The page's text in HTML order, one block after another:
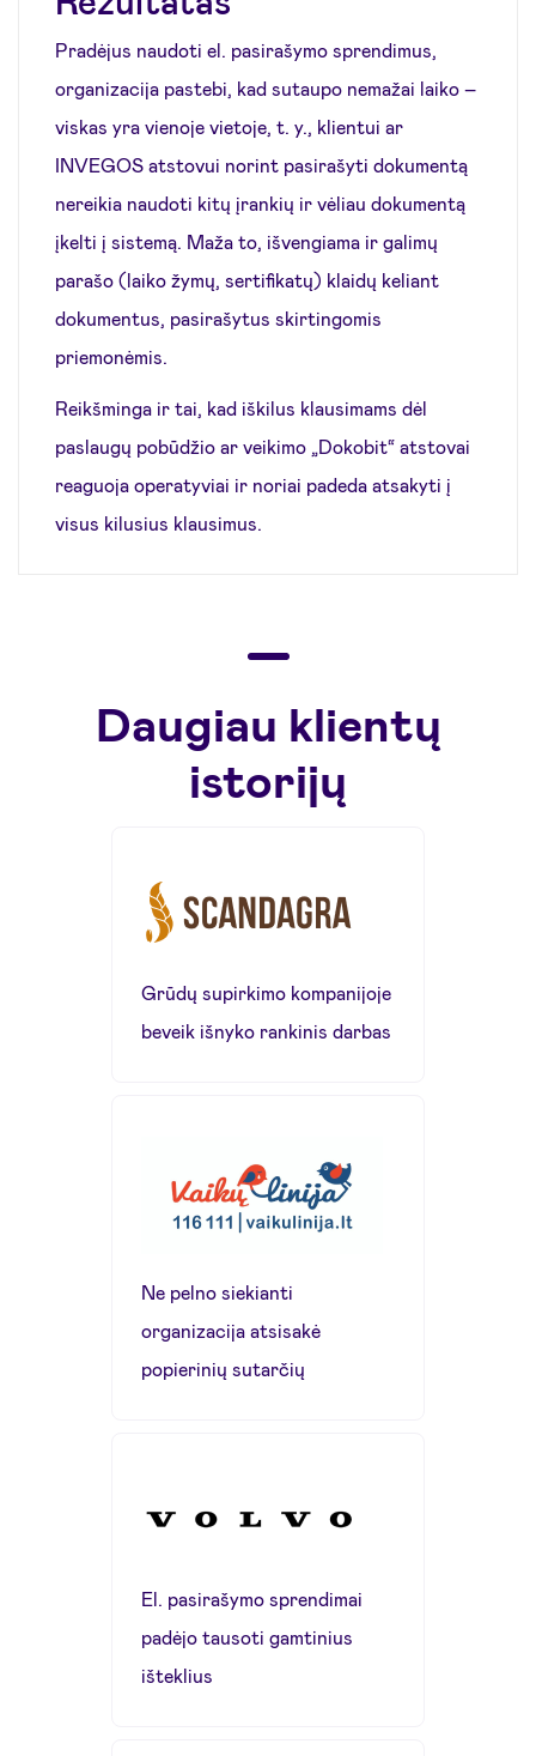
Pradėjus naudoti el. pasirašymo sprendimus,
organizacija pastebi, kad sutaupo nemažai laiko –
viskas yra vienoje vietoje, t. y., klientui ar
INVEGOS atstovui norint pasirašyti dokumentą
nereikia naudoti kitų įrankių ir vėliau dokumentą
įkelti į sistemą. Maža to, išvengiama ir galimų
parašo (laiko žymų, sertifikatų) klaidų keliant
dokumentus, pasirašytus skirtingomis
priemonėmis.
Reikšminga ir tai, kad iškilus klausimams dėl
paslaugų pobūdžio ar veikimo „Dokobit“ atstovai
reaguoja operatyviai ir noriai padeda atsakyti į
visus kilusius klausimus.
Daugiau klientų
istorijų
Grūdų supirkimo kompanijoje
beveik išnyko rankinis darbas
Ne pelno siekianti
organizacija atsisakė
popierinių sutarčių
El. pasirašymo sprendimai
padėjo tausoti gamtinius
išteklius